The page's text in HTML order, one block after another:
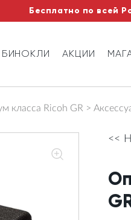
Бесплатно по всей
БИНОКЛИ АКЦИИ
класса Ricoh GR
<<